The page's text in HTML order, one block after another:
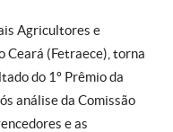
Agricultores e
Ceará (Fetraece), torna
do 1º Prêmio da
análise da Comissão
e as